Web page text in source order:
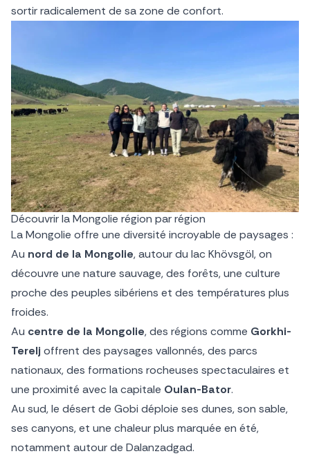
sortir radicalement de sa zone de confort.
Découvrir la Mongolie région par région
La Mongolie offre une diversité incroyable de paysages :
Au nord de la Mongolie, autour du lac Khövsgöl, on
découvre une nature sauvage, des forêts, une culture
proche des peuples sibériens et des températures plus
froides.
Au centre de la Mongolie, des régions comme Gorkhi-
Terelj offrent des paysages vallonnés, des parcs
nationaux, des formations rocheuses spectaculaires et
une proximité avec la capitale Oulan-Bator.
Au sud, le désert de Gobi déploie ses dunes, son sable,
ses canyons, et une chaleur plus marquée en été,
notamment autour de Dalanzadgad.